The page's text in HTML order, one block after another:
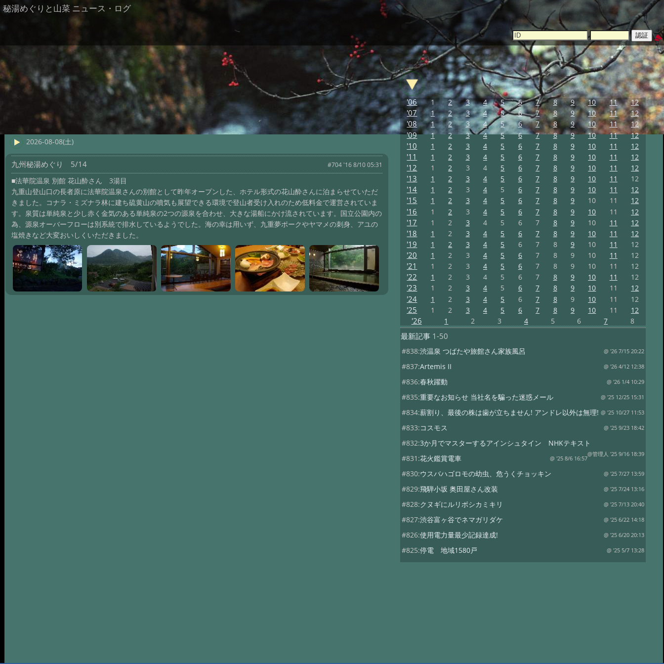
秘湯めぐりと山菜 ニュース・ログ
2026-08-08(土)
九州秘湯めぐり 5/14 #704 '16 8/10 05:31
■法華院温泉 別館 花山酔さん 3湯目
九重山登山口の長者原に法華院温泉さんの別館として昨年オープンした、ホテル形式の花山酔さんに泊まらせていただ
きました。コナラ・ミズナラ林に建ち硫黄山の噴気も展望できる環境で登山者受け入れのため低料金で運営されていま
す。泉質は単純泉と少し赤く金気のある単純泉の2つの源泉を合わせ、大きな湯船にかけ流されています。国立公園内の
為、源泉オーバーフローは別系統で排水しているようでした。海の幸は用いず、九重夢ポークやヤマメの刺身、アユの
塩焼きなど大変おいしくいただきました。
'06 1 2 3 4 5 6 7 8 9 10 11 12
'07 1 2 3 4 5 6 7 8 9 10 11 12
'08 1 2 3 4 5 6 7 8 9 10 11 12
'09 1 2 3 4 5 6 7 8 9 10 11 12
'10 1 2 3 4 5 6 7 8 9 10 11 12
'11 1 2 3 4 5 6 7 8 9 10 11 12
'12 1 2 3 4 5 6 7 8 9 10 11 12
'13 1 2 3 4 5 6 7 8 9 10 11 12
'14 1 2 3 4 5 6 7 8 9 10 11 12
'15 1 2 3 4 5 6 7 8 9 10 11 12
'16 1 2 3 4 5 6 7 8 9 10 11 12
'17 1 2 3 4 5 6 7 8 9 10 11 12
'18 1 2 3 4 5 6 7 8 9 10 11 12
'19 1 2 3 4 5 6 7 8 9 10 11 12
'20 1 2 3 4 5 6 7 8 9 10 11 12
'21 1 2 3 4 5 6 7 8 9 10 11 12
'22 1 2 3 4 5 6 7 8 9 10 11 12
'23 1 2 3 4 5 6 7 8 9 10 11 12
'24 1 2 3 4 5 6 7 8 9 10 11 12
'25 1 2 3 4 5 6 7 8 9 10 11 12
'26 1 2 3 4 5 6 7 8
最新記事1-50
#838:渋温泉 つばたや旅館さん家族風呂 @ '26 7/15 20:22
#837:Artemis II @ '26 4/12 12:38
#836:春秋躍動 @ '26 1/4 10:29
#835:重要なお知らせ 当社名を騙った迷惑メール @ '25 12/25 15:31
#834:薪割り、最後の株は歯が立ちません! アンドレ以外は無理! @ '25 10/27 11:53
#833:コスモス @ '25 9/23 18:42
#832:3か月でマスターするアインシュタイン NHKテキスト
@管理人 '25 9/16 18:39
#831:花火鑑賞電車 @ '25 8/6 16:57
#830:ウスバハゴロモの幼虫、危うくチョッキン @ '25 7/27 13:59
#829:飛騨小坂 奥田屋さん改装 @ '25 7/24 13:16
#828:クヌギにルリボシカミキリ @ '25 7/13 20:40
#827:渋谷富ヶ谷でネマガリダケ @ '25 6/22 14:18
#826:使用電力量最少記録達成! @ '25 6/20 20:13
#825:停電 地域1580戸 @ '25 5/7 13:28
#824:移築のワイナリー